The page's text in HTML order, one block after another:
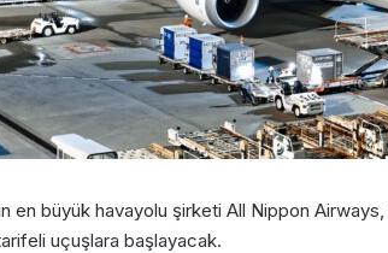
en büyük havayolu şirketi All Nippon Airways,
uçuşlara başlayacak.